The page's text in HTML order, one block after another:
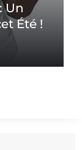
Un
Été !